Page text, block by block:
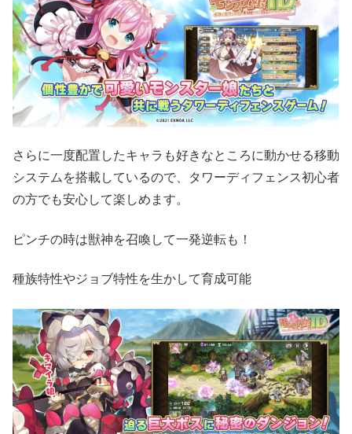
さらに一度配置したキャラも好きなところに動かせる移動
システムを搭載しているので、タワーディフェンス初心者
の方でも安心して楽しめます。
ピンチの時は獣神を召喚して一発逆転も！
種族特性やジョブ特性を生かして育成可能